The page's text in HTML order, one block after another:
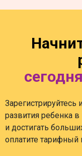
Зарегистрируйтесь
развития ребенка
и достигать
оплатите тарифный